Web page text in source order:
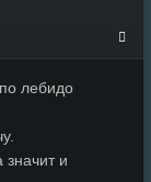
лебидо
значит и